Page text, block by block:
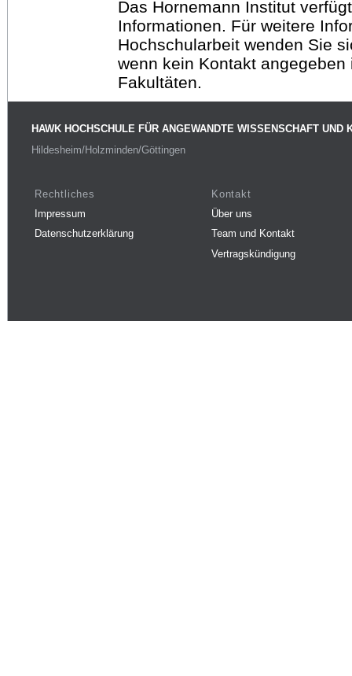
Das Hornemann Institut
Informationen. Für weitere
Hochschularbeit wenden Sie
wenn kein Kontakt
Fakultäten.
HAWK HOCHSCHULE FÜR ANGEWANDTE WISSENSCHAFT UND
Hildesheim/Holzminden/Göttingen
Rechtliches
Impressum
Datenschutzerklärung
Kontakt
Über uns
Team und Kontakt
Vertragskündigung